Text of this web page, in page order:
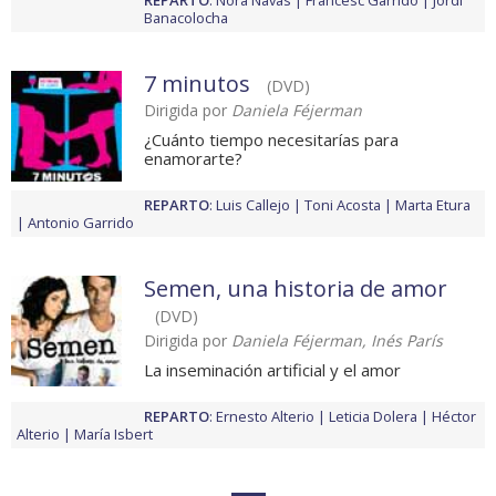
Banacolocha
7 minutos
(DVD)
Dirigida por Daniela Féjerman
¿Cuánto tiempo necesitarías para
enamorarte?
REPARTO: Luis Callejo Toni Acosta
Marta Etura
Antonio Garrido
Semen, una historia de amor
(DVD)
Dirigida por Daniela Féjerman, Inés París
La inseminación artificial y el amor
REPARTO: Ernesto Alterio Leticia Dolera
Héctor
Alterio
María Isbert